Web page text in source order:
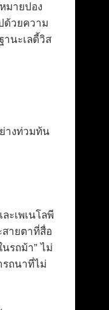
มายปอง
ด้วยความ
นะเลดี้วิส
างท่วมท้น
ะเพเนโลพี
สายตาที่สื่อ
รถม้า” ไม่
รถนาที่ไม่